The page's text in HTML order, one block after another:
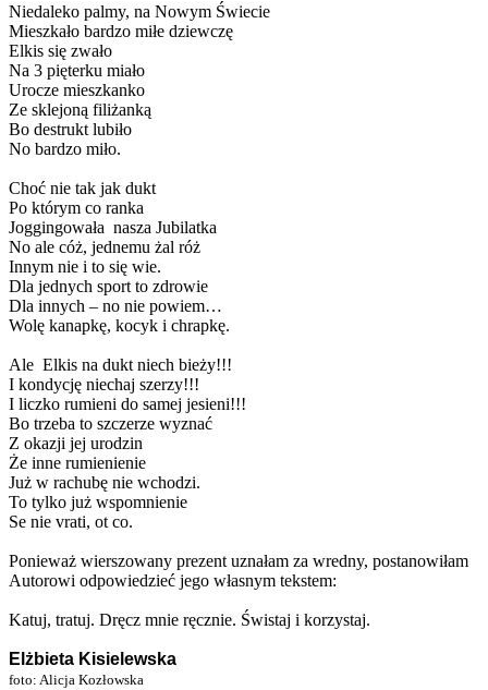
Niedaleko palmy, na Nowym Świecie
Mieszkało bardzo miłe dziewczę
Elkis się zwało
Na 3 pięterku miało
Urocze mieszkanko
Ze sklejoną filiżanką
Bo destrukt lubiło
No bardzo miło.
Choć nie tak jak dukt
Po którym co ranka
Joggingowała nasza Jubilatka
No ale cóż, jednemu żal róż
Innym nie i to się wie.
Dla jednych sport to zdrowie
Dla innych – no nie powiem…
Wolę kanapkę, kocyk i chrapkę.
Ale Elkis na dukt niech bieży!!!
I kondycję niechaj szerzy!!!
I liczko rumieni do samej jesieni!!!
Bo trzeba to szczerze wyznać
Z okazji jej urodzin
Że inne rumienienie
Już w rachubę nie wchodzi.
To tylko już wspomnienie
Se nie vrati, ot co.
Ponieważ wierszowany prezent uznałam za wredny, postanowiłam
Autorowi odpowiedzieć jego własnym tekstem:
Katuj, tratuj. Dręcz mnie ręcznie. Świstaj i korzystaj.
Elżbieta Kisielewska
foto: Alicja Kozłowska